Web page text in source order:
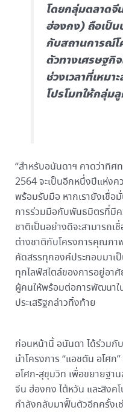
โดยกลุ่มตลาด
ฮ่องกง) ถือเป็น
กับสถานการณ์โ
ตัวทางเศรษฐกิ
ช่วงเวลาที่เหมา
โปรโมทให้กลุ่ม
“สำหรับอนันดาฯ คาดว่าทิศ
2564 จะเป็นอีกหนึ่งปีแห่งค
พร้อมรับมือ หากเรายังเชื่อ
การร่วมมือกับพันธมิตรที่มีค
ชาติเป็นอย่างดีจะสามารถ
ต่างชาติกับโครงการคุณภา
คัดสรรทุกองค์ประกอบมาเ
ทุกไลฟ์สไตล์ของการอยู่อ
ผู้คนให้พร้อมต่อการพัฒนาใ
ประเสริฐกล่าวทิ้งท้าย
ก่อนหน้านี้ อนันดา ได้ร่วมกั
นำโครงการ “แอชตัน อโศก
อโศก-สุขุมวิท เพื่อขยายฐ
จีน ฮ่องกง ไต้หวัน และสิงค
กำลังกลับมาฟื้นตัวอีกครั้งเ